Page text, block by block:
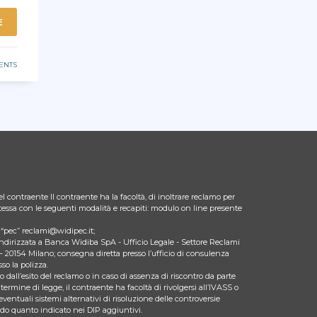
Il contraente ha la facoltà, di inoltrare reclamo per
con le seguenti modalità e recapiti: modulo on line presente
reclami@widipec.it;
a Banca Widiba SpA - Ufficio Legale - Settore Reclami
20154 Milano; consegna diretta presso l’ufficio di consulenza
la polizza.
dall’esito del reclamo o in caso di assenza di riscontro da parte
di legge, il contraente ha facoltà di rivolgersi all’IVASS o
sistemi alternativi di risoluzione delle controversie
quanto indicato nei DIP aggiuntivi.